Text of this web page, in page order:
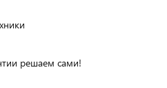
решаем сами!